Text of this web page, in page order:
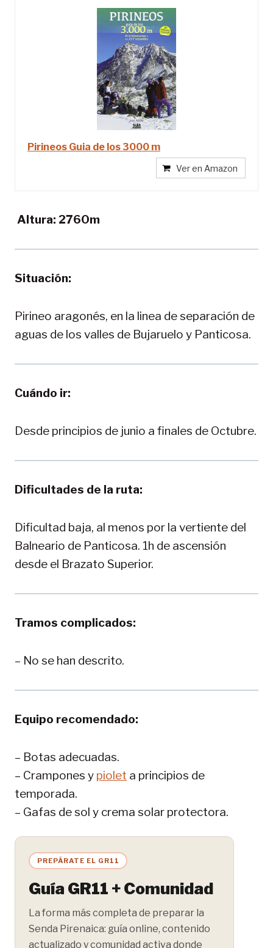
Pirineos Guia de los 3000 m
Ver en Amazon
Altura: 2760m
Situación:
Pirineo aragonés, en la linea de separación de
aguas de los valles de Bujaruelo y Panticosa.
Cuándo ir:
Desde principios de junio a finales de Octubre.
Dificultades de la ruta:
Dificultad baja, al menos por la vertiente del
Balneario de Panticosa. 1h de ascensión
desde el Brazato Superior.
Tramos complicados:
– No se han descrito.
Equipo recomendado:
– Botas adecuadas.
– Crampones y piolet a principios de
temporada.
– Gafas de sol y crema solar protectora.
PREPÁRATE EL GR11
Guía GR11 + Comunidad
La forma más completa de preparar la
Senda Pirenaica: guía online, contenido
actualizado y comunidad activa donde